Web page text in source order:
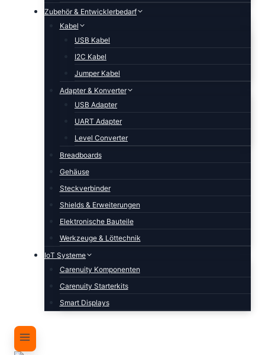
Zubehör & Entwicklerbedarf
Kabel
USB Kabel
I2C Kabel
Jumper Kabel
Adapter & Konverter
USB Adapter
UART Adapter
Level Converter
Breadboards
Gehäuse
Steckverbinder
Shields & Erweiterungen
Elektronische Bauteile
Werkzeuge & Löttechnik
IoT Systeme
Carenuity Komponenten
Carenuity Starterkits
Smart Displays